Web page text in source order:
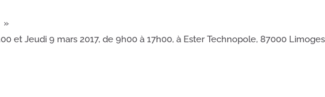
»
et Jeudi 9 mars 2017, de 9h00 à 17h00, à Ester Technopole, 87000